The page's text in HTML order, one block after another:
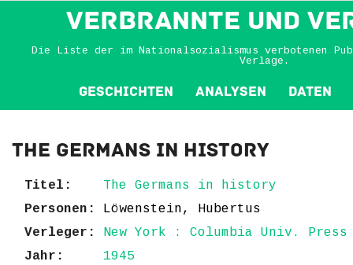
VERBRANNTE und
Die Liste der im Nationalsozialismus verbotenen
Verlage.
Geschichten Analysen Daten
The Germans in history
Titel:
The Germans in history
Personen:
Löwenstein, Hubertus
Verleger:
New York : Columbia Univ. Press
Jahr:
1945